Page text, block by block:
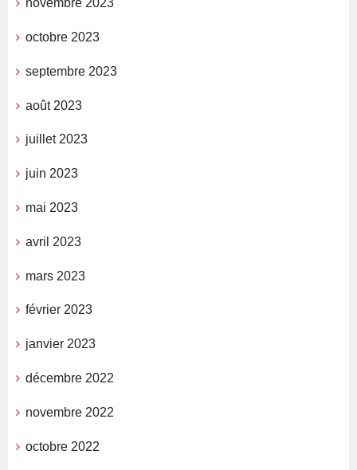
novembre 2023
octobre 2023
septembre 2023
août 2023
juillet 2023
juin 2023
mai 2023
avril 2023
mars 2023
février 2023
janvier 2023
décembre 2022
novembre 2022
octobre 2022